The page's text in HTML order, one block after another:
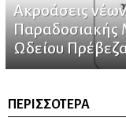
Ακροάσεις
Παραδοσιακής
Ωδείου
ΠΕΡΙΣΣΌΤΕΡΑ